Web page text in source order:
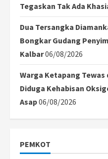
Tegaskan Tak Ada
Dua Tersangka
Bongkar Gudang
Kalbar06/08/2026
Warga Ketapang Tewas
Diduga Kehabisan
Asap06/08/2026
PEMKOT